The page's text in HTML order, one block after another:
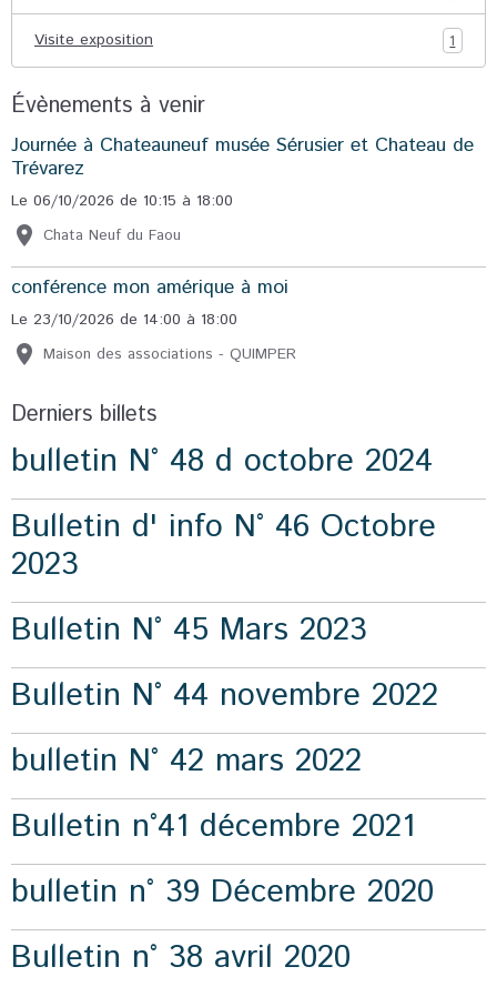
Visite exposition 1
Évènements à venir
Journée à Chateauneuf musée Sérusier et Chateau de
Trévarez
Le 06/10/2026 de 10:15 à 18:00
Chata Neuf du Faou
conférence mon amérique à moi
Le 23/10/2026 de 14:00 à 18:00
Maison des associations - QUIMPER
Derniers billets
bulletin N° 48 d octobre 2024
Bulletin d' info N° 46 Octobre
2023
Bulletin N° 45 Mars 2023
Bulletin N° 44 novembre 2022
bulletin N° 42 mars 2022
Bulletin n°41 décembre 2021
bulletin n° 39 Décembre 2020
Bulletin n° 38 avril 2020